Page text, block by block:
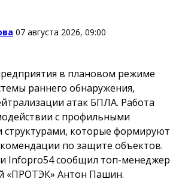
07 августа 2026, 09:00
в плановом режиме
раннего обнаружения,
атак БПЛА. Работа
с профильными
которые формируют
по защите объектов.
Infopro54 сообщил топ-менеджер
«ПРОТЭК» Антон Пашин.